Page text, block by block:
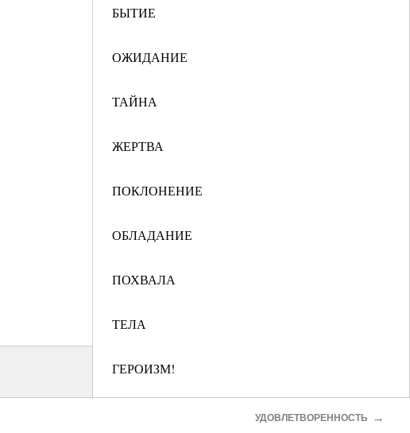
БЫТИЕ
ОЖИДАНИЕ
ТАЙНА
ЖЕРТВА
ПОКЛОНЕНИЕ
ОБЛАДАНИЕ
ПОХВАЛА
ТЕЛА
ГЕРОИЗМ!
УДОВЛЕТВОРЕННОСТЬ →